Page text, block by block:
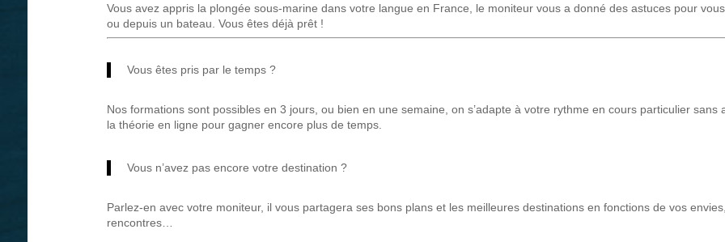
Vous avez appris la plongée sous-marine dans votre langue en France, le moniteur vous a donné des astuces pour
ou depuis un bateau. Vous êtes déjà prêt !
Vous êtes pris par le temps ?
Nos formations sont possibles en 3 jours, ou bien en une semaine, on s’adapte à votre rythme en cours particulier
la théorie en ligne pour gagner encore plus de temps.
Vous n’avez pas encore votre destination ?
Parlez-en avec votre moniteur, il vous partagera ses bons plans et les meilleures destinations en fonctions de vos
rencontres…